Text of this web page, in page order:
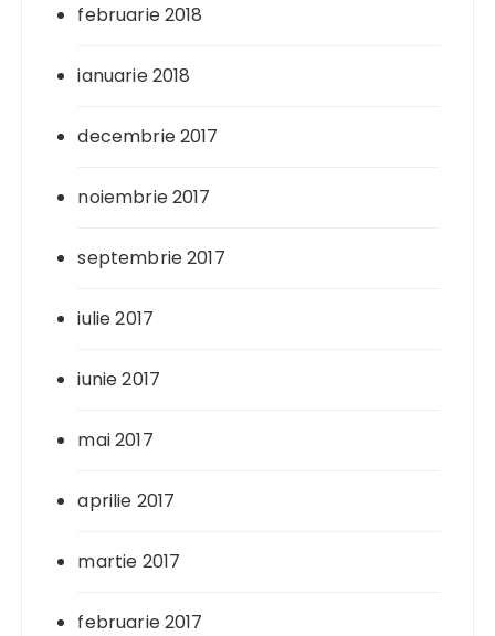
februarie 2018
ianuarie 2018
decembrie 2017
noiembrie 2017
septembrie 2017
iulie 2017
iunie 2017
mai 2017
aprilie 2017
martie 2017
februarie 2017